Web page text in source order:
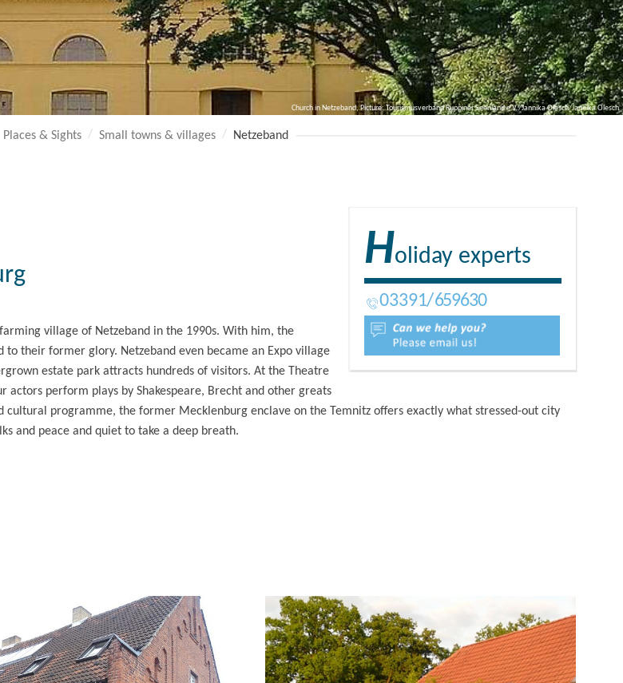
Church in Netzeband, Picture: Tourismusverband Ruppiner Seenland e.V./Jannika Olesch/Jannika Olesch
Places & Sights Small towns & villages Netzeband
Holiday experts
03391 659630
village of Netzeband in the 1990s. With him, the
their former glory. Netzeband even became an Expo village
estate park attracts hundreds of visitors. At the Theatre
actors perform plays by Shakespeare, Brecht and other greats
cultural programme, the former Mecklenburg enclave on the Temnitz offers exactly what stressed-out city
and peace and quiet to take a deep breath.